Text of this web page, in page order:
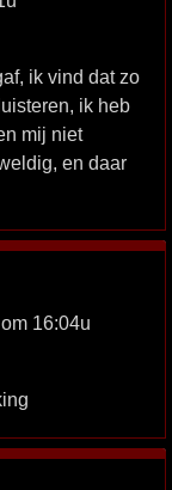
ik vind dat zo
ik heb
mij niet
en daar
16:04u